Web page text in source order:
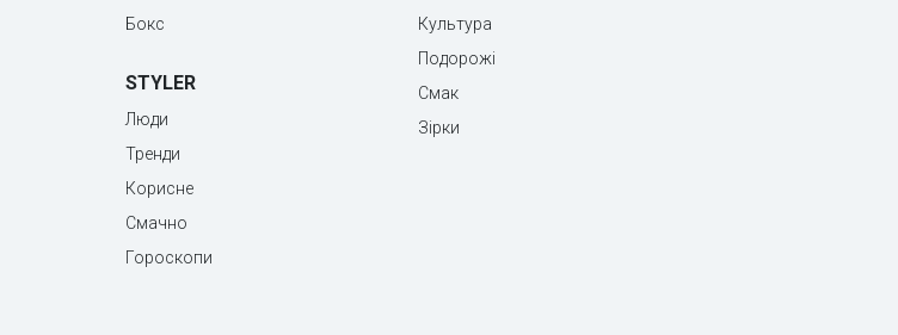
Бокс
STYLER
Люди
Тренди
Корисне
Смачно
Гороскопи
Культура
Подорожі
Смак
Зірки